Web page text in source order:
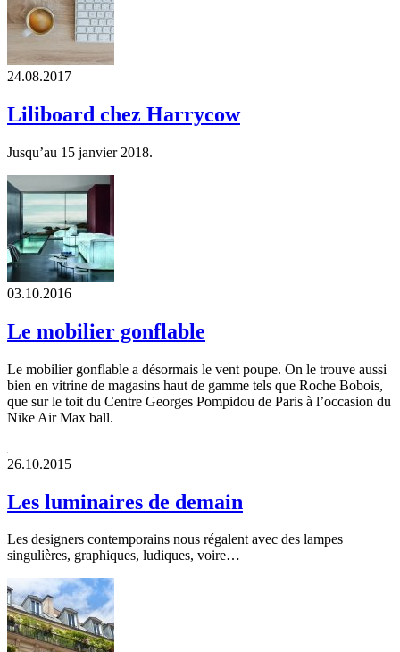
24.08.2017
Liliboard chez Harrycow
Jusqu’au 15 janvier 2018.
03.10.2016
Le mobilier gonflable
Le mobilier gonflable a désormais le vent poupe. On le trouve aussi
bien en vitrine de magasins haut de gamme tels que Roche Bobois,
que sur le toit du Centre Georges Pompidou de Paris à l’occasion du
Nike Air Max ball.
26.10.2015
Les luminaires de demain
Les designers contemporains nous régalent avec des lampes
singulières, graphiques, ludiques, voire…